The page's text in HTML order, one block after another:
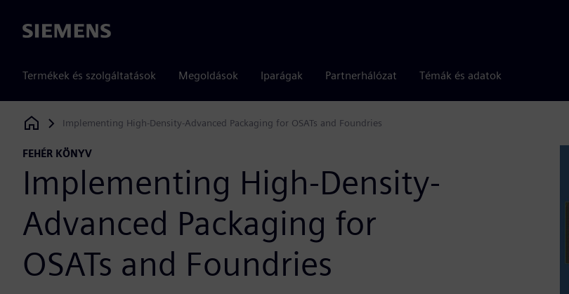
Siemens
Termékek és szolgáltatások Megoldások Iparágak Partnerhálózat Témák és adatok
Siemens Digital Industries Software
Implementing High-Density-Advanced Packaging for OSATs and Foundries
FEHÉR KÖNYV
Implementing High-Density-
Advanced Packaging for
OSATs and Foundries